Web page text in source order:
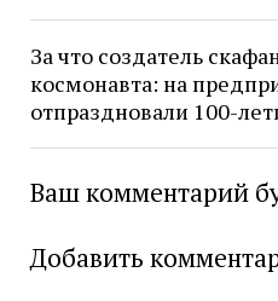
За что создатель
космонавта: на
отпраздновали 100-
Ваш комментарий
Добавить